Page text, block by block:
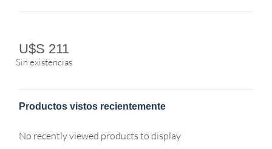
U$S 211
Sin existencias
Productos vistos recientemente
No recently viewed products to display